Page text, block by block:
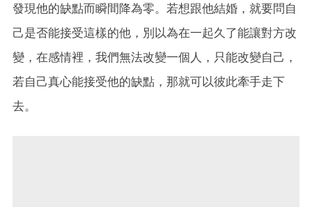
發現他的缺點而瞬間降為零。若想跟他結婚，就要問自
己是否能接受這樣的他，別以為在一起久了能讓對方改
變，在感情裡，我們無法改變一個人，只能改變自己，
若自己真心能接受他的缺點，那就可以彼此牽手走下
去。